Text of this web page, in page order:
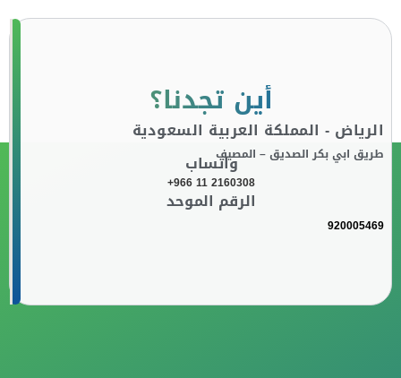
أين تجدنا؟
الرياض - المملكة العربية السعودية
طريق ابي بكر الصديق – المصيفواتساب
+966 11 2160308
الرقم الموحد
920005469